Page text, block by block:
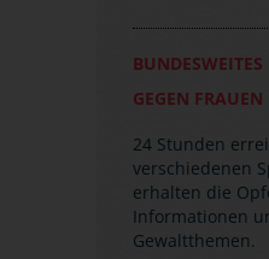
GEGEN FRAUEN
24 Stunden
verschiedenen
erhalten die
Informationen
Gewaltthemen.